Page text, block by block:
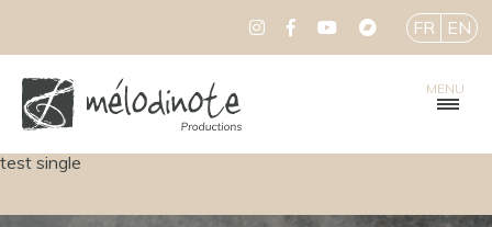
MENU
FR EN
test single